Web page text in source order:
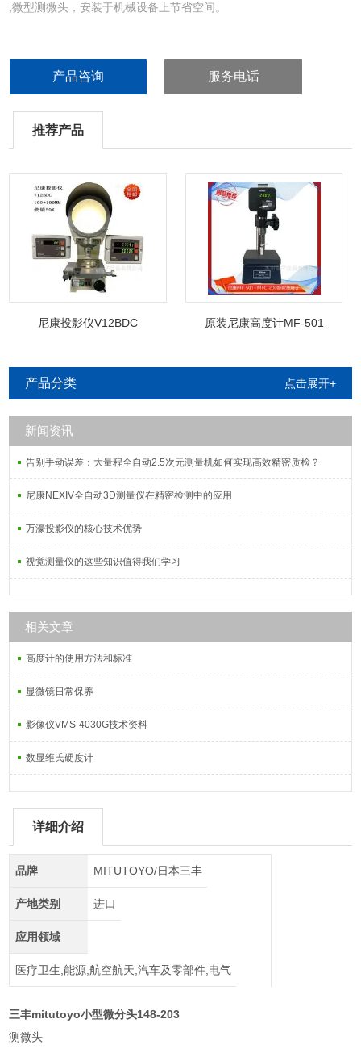
;微型测微头，安装于机械设备上节省空间。
产品咨询 服务电话
推荐产品
尼康投影仪V12BDC 原装尼康高度计MF-501
产品分类 点击展开+
新闻资讯
告别手动误差：大量程全自动2.5次元测量机如何实现高效精密质检？
尼康NEXIV全自动3D测量仪在精密检测中的应用
万濠投影仪的核心技术优势
视觉测量仪的这些知识值得我们学习
相关文章
高度计的使用方法和标准
显微镜日常保养
影像仪VMS-4030G技术资料
数显维氏硬度计
详细介绍
品牌 MITUTOYO/日本三丰
产地类别 进口
应用领域
医疗卫生,能源,航空航天,汽车及零部件,电气
三丰mitutoyo小型微分头148-203
测微头